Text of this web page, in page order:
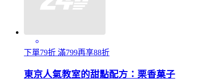
下單79折 滿799再享88折
東京人氣教室的甜點配方：栗香菓子